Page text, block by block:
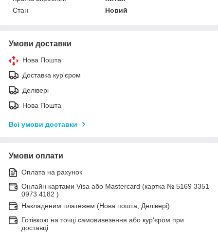
Стан
Новий
Умови доставки
Нова Пошта
Доставка кур'єром
Делівері
Нова Пошта
Всі умови доставки
Умови оплати
Оплата на рахунок
Онлайн картами Visa або Mastercard (картка № 5169 3351
0973 4182 )
Накладеним платежем (Нова пошта, Делівері)
Готівкою на точці самовивезення або кур'єром при
доставці